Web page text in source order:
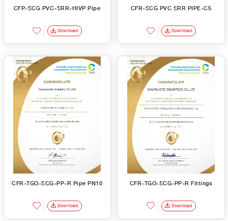
CFP-SCG PVC-SRR-HIVP Pipe
Download
CFR-SCG PVC SRR PIPE-C5
Download
CFR-TGO-SCG-PP-R Pipe PN10
Download
CFR-TGO-SCG-PP-R Fittings
Download